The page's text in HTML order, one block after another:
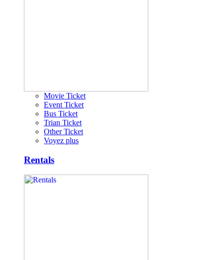
Movie Ticket
Event Ticket
Bus Ticket
Trian Ticket
Other Ticket
Voyez plus
Rentals